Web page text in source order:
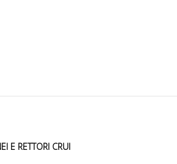
E RETTORI CRUI